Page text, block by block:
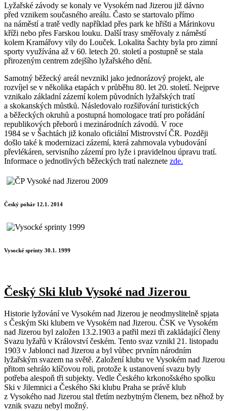
Lyžařské závody se konaly ve Vysokém nad Jizerou již dávno
před vznikem současného areálu. Často se startovalo přímo
na náměstí a tratě vedly například přes park ke hřišti a Márinkovu
kříži nebo přes Farskou louku. Další trasy směřovaly z náměstí
kolem Kramářovy vily do Louček. Lokalita Šachty byla pro zimní
sporty využívána až v 60. letech 20. století a postupně se stala
přirozeným centrem zdejšího lyžařského dění.
Samotný běžecký areál nevznikl jako jednorázový projekt, ale
rozvíjel se v několika etapách v průběhu 80. let 20. století. Nejprve
vznikalo základní zázemí kolem původních lyžařských tratí
a skokanských můstků. Následovalo rozšiřování turistických
a běžeckých okruhů a postupná homologace tratí pro pořádání
republikových přeborů i mezinárodních závodů. V roce
1984 se v Šachtách již konalo oficiální Mistrovství ČR. Později
došlo také k modernizaci zázemí, která zahrnovala vybudování
převlékáren, servisního zázemí pro lyže i pravidelnou úpravu tratí.
Informace o jednotlivých běžeckých tratí naleznete zde.
Český pohár 12.1. 2014
Vysocké sprinty 30.1. 1999
Český Ski klub Vysoké nad Jizerou
Historie lyžování ve Vysokém nad Jizerou je neodmyslitelně spjata
s Českým Ski klubem ve Vysokém nad Jizerou. ČSK ve Vysokém
nad Jizerou byl založen 13.2.1903 a patřil mezi tři zakládající členy
Svazu lyžařů v Království českém. Tento svaz vznikl 21. listopadu
1903 v Jablonci nad Jizerou a byl vůbec prvním národním
lyžařským svazem na světě. Založení klubu ve Vysokém nad Jizerou
přitom sehrálo klíčovou roli, protože k ustanovení svazu byly
potřeba alespoň tři subjekty. Vedle Českého krkonošského spolku
Ski v Jilemnici a Českého Ski klubu Praha se právě klub
z Vysokého nad Jizerou stal třetím nezbytným členem, bez něhož by
vznik svazu nebyl možný.